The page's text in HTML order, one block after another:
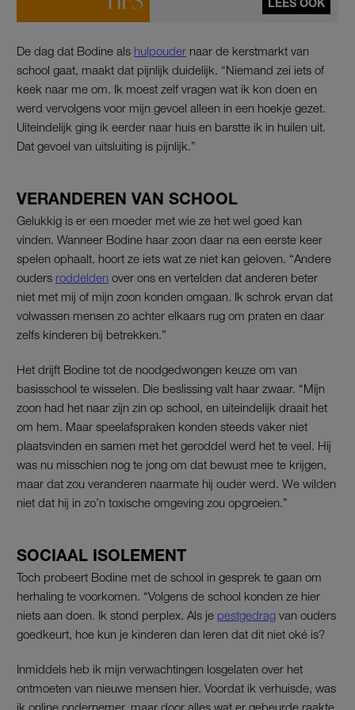
De dag dat Bodine als hulpouder naar de kerstmarkt van
school gaat, maakt dat pijnlijk duidelijk. “Niemand zei iets of
keek naar me om. Ik moest zelf vragen wat ik kon doen en
werd vervolgens voor mijn gevoel alleen in een hoekje gezet.
Uiteindelijk ging ik eerder naar huis en barstte ik in huilen uit.
Dat gevoel van uitsluiting is pijnlijk.”
VERANDEREN VAN SCHOOL
Gelukkig is er een moeder met wie ze het wel goed kan
vinden. Wanneer Bodine haar zoon daar na een eerste keer
spelen ophaalt, hoort ze iets wat ze niet kan geloven. “Andere
ouders roddelden over ons en vertelden dat anderen beter
niet met mij of mijn zoon konden omgaan. Ik schrok ervan dat
volwassen mensen zo achter elkaars rug om praten en daar
zelfs kinderen bij betrekken.”
Het drijft Bodine tot de noodgedwongen keuze om van
basisschool te wisselen. Die beslissing valt haar zwaar. “Mijn
zoon had het naar zijn zin op school, en uiteindelijk draait het
om hem. Maar speelafspraken konden steeds vaker niet
plaatsvinden en samen met het geroddel werd het te veel. Hij
was nu misschien nog te jong om dat bewust mee te krijgen,
maar dat zou veranderen naarmate hij ouder werd. We wilden
niet dat hij in zo’n toxische omgeving zou opgroeien.”
SOCIAAL ISOLEMENT
Toch probeert Bodine met de school in gesprek te gaan om
herhaling te voorkomen. “Volgens de school konden ze hier
niets aan doen. Ik stond perplex. Als je pestgedrag van ouders
goedkeurt, hoe kun je kinderen dan leren dat dit niet oké is?
Inmiddels heb ik mijn verwachtingen losgelaten over het
ontmoeten van nieuwe mensen hier. Voordat ik verhuisde, was
ik online ondernemer, maar door alles wat er gebeurde raakte